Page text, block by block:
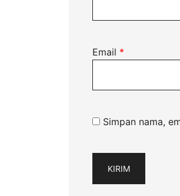
Email *
Simpan nama,